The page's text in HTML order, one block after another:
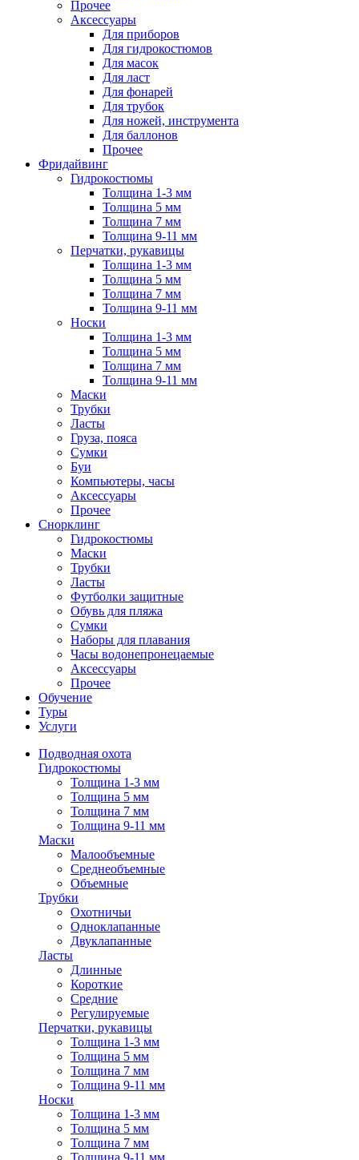
Прочее
Аксессуары
Для приборов
Для гидрокостюмов
Для масок
Для ласт
Для фонарей
Для трубок
Для ножей, инструмента
Для баллонов
Прочее
Фридайвинг
Гидрокостюмы
Толщина 1-3 мм
Толщина 5 мм
Толщина 7 мм
Толщина 9-11 мм
Перчатки, рукавицы
Толщина 1-3 мм
Толщина 5 мм
Толщина 7 мм
Толщина 9-11 мм
Носки
Толщина 1-3 мм
Толщина 5 мм
Толщина 7 мм
Толщина 9-11 мм
Маски
Трубки
Ласты
Груза, пояса
Сумки
Буи
Компьютеры, часы
Аксессуары
Прочее
Снорклинг
Гидрокостюмы
Маски
Трубки
Ласты
Футболки защитные
Обувь для пляжа
Сумки
Наборы для плавания
Часы водонепронецаемые
Аксессуары
Прочее
Обучение
Туры
Услуги
Подводная охота
Гидрокостюмы
Толщина 1-3 мм
Толщина 5 мм
Толщина 7 мм
Толщина 9-11 мм
Маски
Малообъемные
Среднеобъемные
Объемные
Трубки
Охотничьи
Одноклапанные
Двуклапанные
Ласты
Длинные
Короткие
Средние
Регулируемые
Перчатки, рукавицы
Толщина 1-3 мм
Толщина 5 мм
Толщина 7 мм
Толщина 9-11 мм
Носки
Толщина 1-3 мм
Толщина 5 мм
Толщина 7 мм
Толщина 9-11 мм